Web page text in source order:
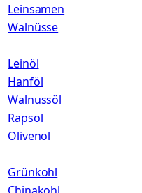
Leinsamen
Walnüsse
Leinöl
Hanföl
Walnussöl
Rapsöl
Olivenöl
Grünkohl